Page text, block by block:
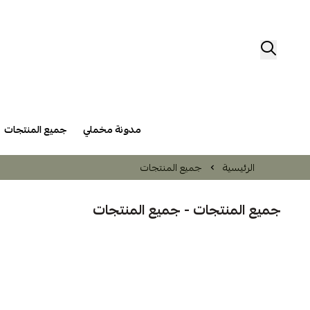
مدونة مخملي جميع المنتجات
الرئيسية جميع المنتجات
جميع المنتجات -جميع المنتجات